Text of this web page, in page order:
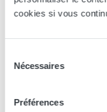
cookies si vous
Nécessaires
Préférences
Essayer en
Nos conseillers